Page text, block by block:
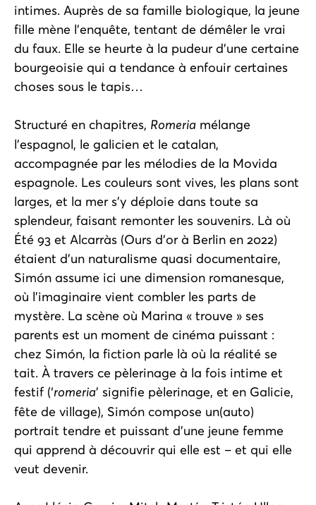
intimes. Auprès de sa famille biologique, la jeune
fille mène l’enquête, tentant de démêler le vrai
du faux. Elle se heurte à la pudeur d’une certaine
bourgeoisie qui a tendance à enfouir certaines
choses sous le tapis…
Structuré en chapitres, Romeria mélange
l’espagnol, le galicien et le catalan,
accompagnée par les mélodies de la Movida
espagnole. Les couleurs sont vives, les plans sont
larges, et la mer s’y déploie dans toute sa
splendeur, faisant remonter les souvenirs. Là où
Été 93 et Alcarràs (Ours d’or à Berlin en 2022)
étaient d’un naturalisme quasi documentaire,
Simón assume ici une dimension romanesque,
où l’imaginaire vient combler les parts de
mystère. La scène où Marina « trouve » ses
parents est un moment de cinéma puissant :
chez Simón, la fiction parle là où la réalité se
tait. À travers ce pèlerinage à la fois intime et
festif (‘romeria’ signifie pèlerinage, et en Galicie,
fête de village), Simón compose un(auto)
portrait tendre et puissant d’une jeune femme
qui apprend à découvrir qui elle est – et qui elle
veut devenir.